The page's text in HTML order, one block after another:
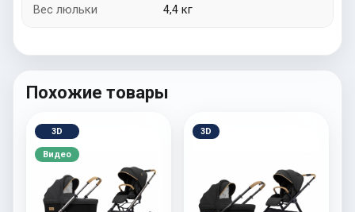
Вес люльки 4,4 кг
Похожие товары
3D
Видео
3D